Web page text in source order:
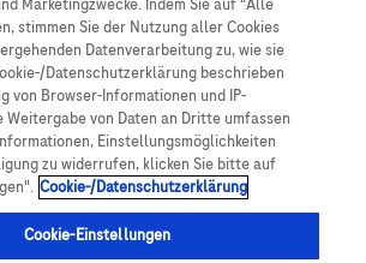
zu Produkten, die sich an eine breite
enthält möglicherweise Produktdetails oder -
Land ansonsten nicht zugänglich oder gültig
dass wir keine Verantwortung übernehmen für den
die unter Umständen nicht mit den jeweils
Regelungen, Registrierungen
Ihrem Land übereinstimmen.
Marketingzwecke. Indem Sie auf "Alle
stimmen Sie der Nutzung aller Cookies
Datenverarbeitung zu, wie sie
Datenschutzerklärung beschrieben
von Browser-Informationen und IP-
Weitergabe von Daten an Dritte umfassen
Einstellungsmöglichkeiten
zu widerrufen, klicken Sie bitte auf
Cookie-/Datenschutzerklärung
Cookie-Einstellungen